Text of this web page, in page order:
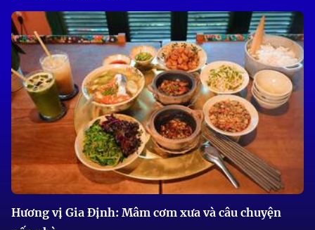
Hương vị Gia Định: Mâm cơm xưa và câu chuyện